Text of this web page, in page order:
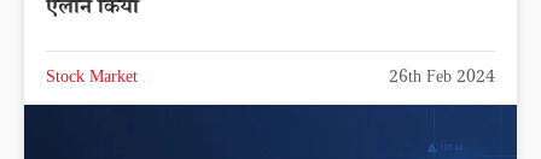
ऐलान किया
Stock Market 26th Feb 2024